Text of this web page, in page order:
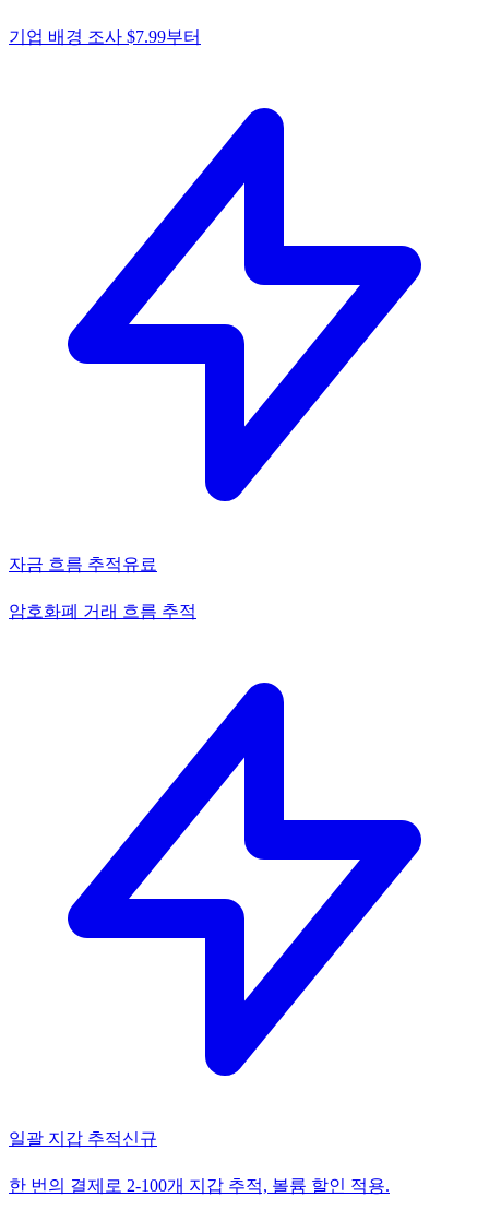
기업 배경 조사 $7.99부터
자금 흐름 추적유료
암호화폐 거래 흐름 추적
일괄 지갑 추적신규
한 번의 결제로 2-100개 지갑 추적, 볼륨 할인 적용.